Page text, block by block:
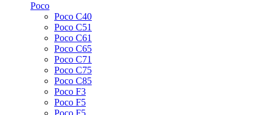
Poco
Poco C40
Poco C51
Poco C61
Poco C65
Poco C71
Poco C75
Poco C85
Poco F3
Poco F5
Poco F5